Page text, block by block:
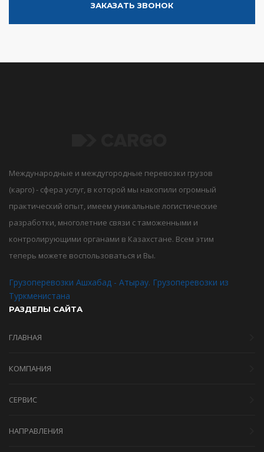
ЗАКАЗАТЬ ЗВОНОК
Международные и междугородные перевозки грузов
(карго) - сфера услуг, в которой мы накопили огромный
практический опыт, имеем уникальные логистические
разработки, многолетние связи с таможенными и
контролирующими органами в Казахстане. Всем этим
теперь можете воспользоваться и Вы.
Грузоперевозки Ашхабад - Атырау. Грузоперевозки из
Туркменистана
РАЗДЕЛЫ САЙТА
ГЛАВНАЯ
КОМПАНИЯ
СЕРВИС
НАПРАВЛЕНИЯ